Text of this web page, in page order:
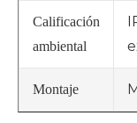
Calificación
ambiental
Montaje